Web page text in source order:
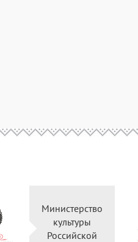
Министерство
культуры
Российской